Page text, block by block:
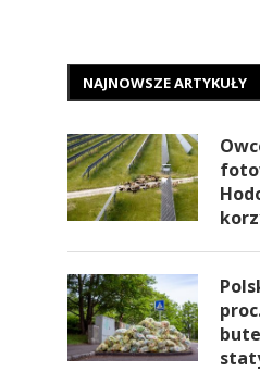
NAJNOWSZE ARTYKUŁY